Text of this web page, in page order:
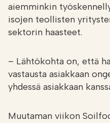
aiemminkin
isojen teollisten
sektorin haasteet.
– Lähtökohta on, että
vastausta asiakkaan
yhdessä asiakkaan
Muutaman viikon